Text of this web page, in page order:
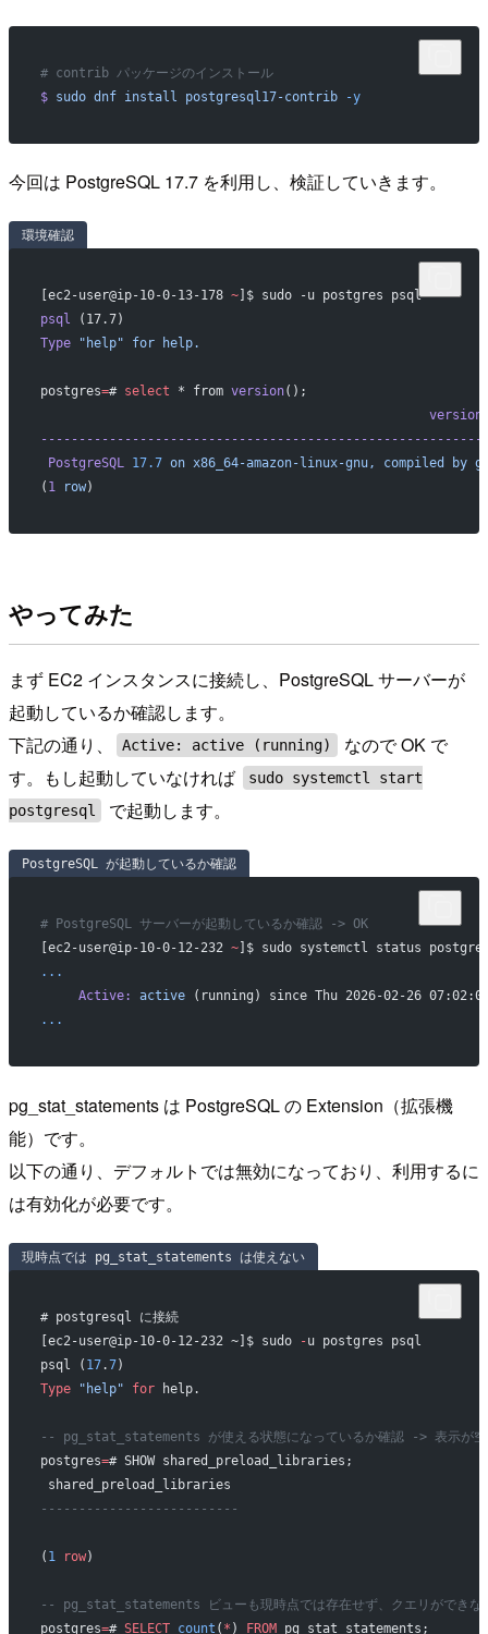
# contrib パッケージのインストール
$ sudo dnf install postgresql17-contrib -y
今回は PostgreSQL 17.7 を利用し、検証していきます。
環境確認
[ec2-user@ip-10-0-13-178 ~]$ sudo -u postgres psql
psql (17.7)
Type "help" for help.
postgres=# select * from version();
                                                   version
PostgreSQL 17.7 on x86_64-amazon-linux-gnu, compiled by
( 1 row)
やってみた
まず EC2 インスタンスに接続し、PostgreSQL サーバーが
起動しているか確認します。
下記の通り、
Active: active (running)
なので OK で
す。もし起動していなければ
sudo systemctl start
postgresql
で起動します。
PostgreSQL が起動しているか確認
# PostgreSQL サーバーが起動しているか確認 -> OK
[ec2-user@ip-10-0-12-232 ~]$ sudo systemctl status
...
     Active:
active (running) since Thu 2026-02-26
...
pg_stat_statements は PostgreSQL の Extension（拡張機
能）です。
以下の通り、デフォルトでは無効になっており、利用するに
は有効化が必要です。
現時点では pg_stat_statements は使えない
# postgresql に接続
[ec2-user@ip-10-0-12-232 ~]$ sudo
-u postgres psql
psql ( 17.7)
Type "help" for help.
-- pg_stat_statements が使える状態になっているか確認 -> 表示が空
postgres=# SHOW shared_preload_libraries;
shared_preload_libraries
--------------------------
( 1 row)
-- pg_stat_statements ビューも現時点では存在せず、クエリができな
postgres=# SELECT count ( * ) FROM pg_stat_statements;